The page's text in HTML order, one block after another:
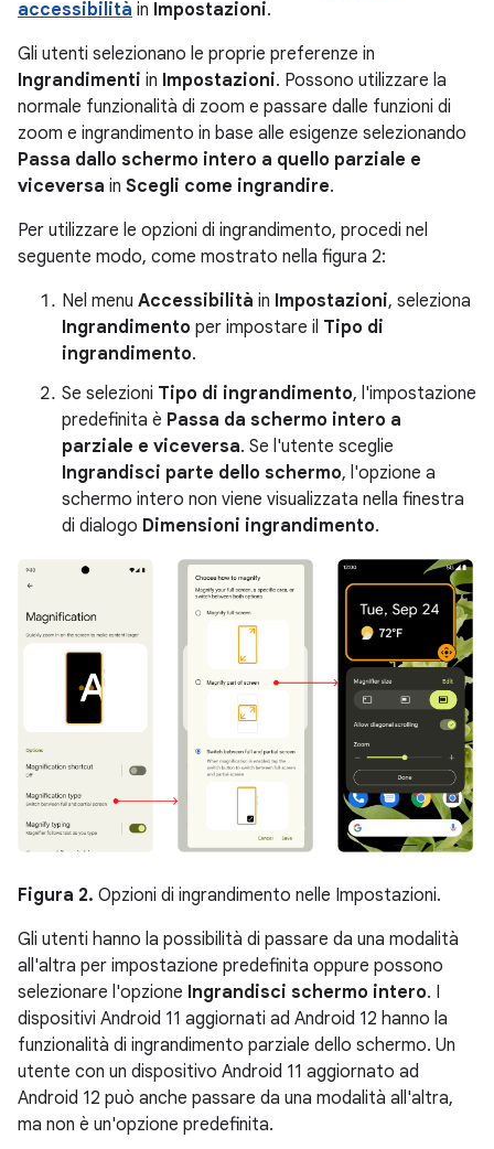
accessibilità in Impostazioni.
Gli utenti selezionano le proprie preferenze in
Ingrandimenti in Impostazioni. Possono utilizzare la
normale funzionalità di zoom e passare dalle funzioni di
zoom e ingrandimento in base alle esigenze selezionando
Passa dallo schermo intero a quello parziale e
viceversa in Scegli come ingrandire.
Per utilizzare le opzioni di ingrandimento, procedi nel
seguente modo, come mostrato nella figura 2:
Nel menu Accessibilità in Impostazioni, seleziona
Ingrandimento per impostare il Tipo di
ingrandimento.
Se selezioni Tipo di ingrandimento, l'impostazione
predefinita è Passa da schermo intero a
parziale e viceversa. Se l'utente sceglie
Ingrandisci parte dello schermo, l'opzione a
schermo intero non viene visualizzata nella finestra
di dialogo Dimensioni ingrandimento.
Figura 2. Opzioni di ingrandimento nelle Impostazioni.
Gli utenti hanno la possibilità di passare da una modalità
all'altra per impostazione predefinita oppure possono
selezionare l'opzione Ingrandisci schermo intero. I
dispositivi Android 11 aggiornati ad Android 12 hanno la
funzionalità di ingrandimento parziale dello schermo. Un
utente con un dispositivo Android 11 aggiornato ad
Android 12 può anche passare da una modalità all'altra,
ma non è un'opzione predefinita.